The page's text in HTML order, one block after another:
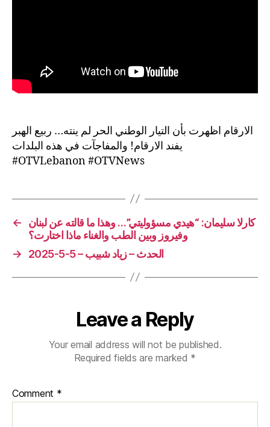
الارقام اظهرت بأن التيار الوطني الحر لم ينته… ربيع الهبر
يفند الارقام! والمفاجآت في هذه البلدات
#OTVLebanon #OTVNews
←
كارلا سليمان: “هيدي مسؤوليتي”… وهذا ما قالته عن لبنان
وفيروز وبين الطب والغناء ماذا اختارت؟
→
الحدث – زياد شبيب – 5-5-2025
Leave a Reply
Your email address will not be published.
Required fields are marked *
Comment *